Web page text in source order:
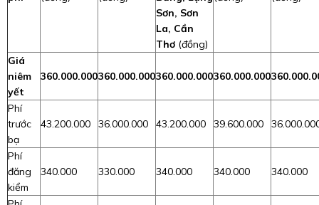
Sơn, Sơn
La, Cần
Thơ (đồng)
Giá
niêm
yết
360.000.000360.000.000360.000.000360.000.000
Phí
trước
bạ
43.200.000 36.000.000 43.200.000 39.600.000
Phí
đăng
kiểm
340.000 330.000 340.000 340.000 340.000